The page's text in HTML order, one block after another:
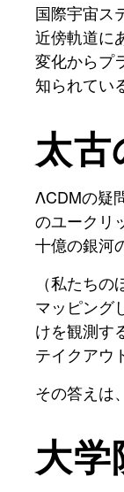
国際宇宙ス
近傍軌道に
変化からプ
知られてい
太古
ΛCDMの疑
のユークリ
十億の銀河
（私たち
マッピング
けを観測す
テイクアウ
その答えは
大学